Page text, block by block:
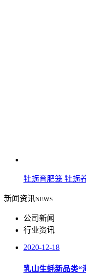
牡蛎育肥笼 牡蛎
新闻资讯NEWS
公司新闻
行业资讯
2020-12-18
乳山生蚝新品类“